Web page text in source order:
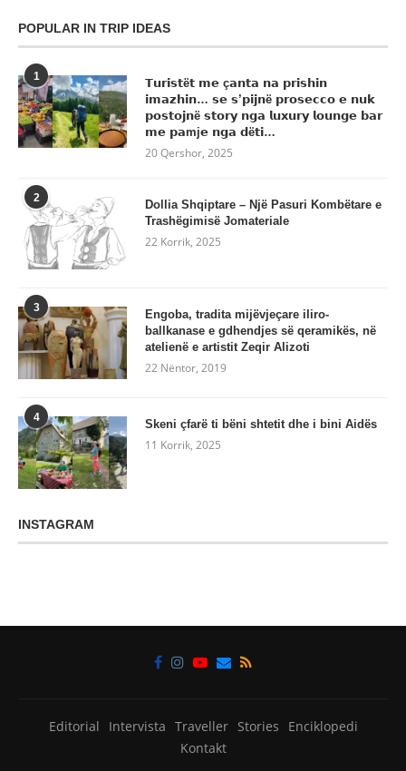
POPULAR IN TRIP IDEAS
1
𝗧𝘂𝗿𝗶𝘀𝘁ë𝘁 𝗺𝗲 ç𝗮𝗻𝘁𝗮 𝗻𝗮 𝗽𝗿𝗶𝘀𝗵𝗶𝗻
𝗶𝗺𝗮𝘇𝗵𝗶𝗻… 𝘀𝗲 𝘀’𝗽𝗶𝗷𝗻ë 𝗽𝗿𝗼𝘀𝗲𝗰𝗰𝗼 𝗲 𝗻𝘂𝗸
𝗽𝗼𝘀𝘁𝗼𝗷𝗻ë 𝘀𝘁𝗼𝗿𝘆 𝗻𝗴𝗮 𝗹𝘂𝘅𝘂𝗿𝘆 𝗹𝗼𝘂𝗻𝗴𝗲 𝗯𝗮𝗿
𝗺𝗲 𝗽𝗮mj𝗲 𝗻𝗴𝗮 𝗱ë𝘁𝗶…
20 Qershor, 2025
2
Dollia Shqiptare – Një Pasuri Kombëtare e
Trashëgimisë Jomateriale
22 Korrik, 2025
3
Engoba, tradita mijëvjeçare iliro-
ballkanase e gdhendjes së qeramikës, në
atelienë e artistit Zeqir Alizoti
22 Nëntor, 2019
4 Skeni çfarë ti bëni shtetit dhe i bini Aidës
11 Korrik, 2025
INSTAGRAM
Editorial Intervista Traveller Stories
Enciklopedi
Kontakt